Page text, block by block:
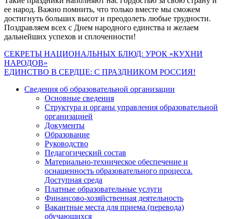
ее народ. Важно помнить, что только вместе мы сможем
достигнуть больших высот и преодолеть любые трудности.
Поздравляем всех с Днем народного единства и желаем
дальнейших успехов и сплоченности!
Навигация
по
СЕКРЕТЫ НАЦИОНАЛЬНЫХ БЛЮД: УРОК «КУХНИ
НАРОДОВ»
ЕДИНСТВО В СЕРДЦЕ: С ПРАЗДНИКОМ РОССИЯ!
Сведения об образовательной организации
Основные сведения
Структура и органы управления образовательной
организацией
Документы
Образование
Руководство
Педагогический состав
Материально-техническое обеспечение и
оснащенность образовательного процесса.
Доступная среда
Платные образовательные услуги
Финансово-хозяйственная деятельность
Вакантные места для приема (перевода)
обучающихся